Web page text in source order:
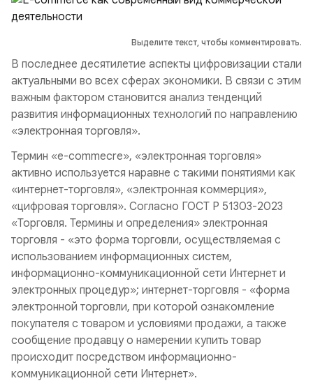
Выделите текст, чтобы комментировать.
В последнее десятилетие аспекты цифровизации стали
актуальными во всех сферах экономики. В связи с этим
важным фактором становится анализ тенденций
развития информационных технологий по направлению
«электронная торговля».
Термин «e-commecre», «электронная торговля»
активно используется наравне с такими понятиями как
«интернет-торговля», «электронная коммерция»,
«цифровая торговля». Согласно ГОСТ Р 51303-2023
«Торговля. Термины и определения» электронная
торговля - «это форма торговли, осуществляемая с
использованием информационных систем,
информационно-коммуникационной сети Интернет и
электронных процедур»; интернет-торговля - «форма
электронной торговли, при которой ознакомление
покупателя с товаром и условиями продажи, а также
сообщение продавцу о намерении купить товар
происходит посредством информационно-
коммуникационной сети Интернет».